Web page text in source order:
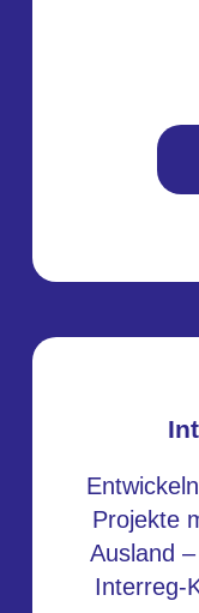
Projekte
Ausland
Interreg-